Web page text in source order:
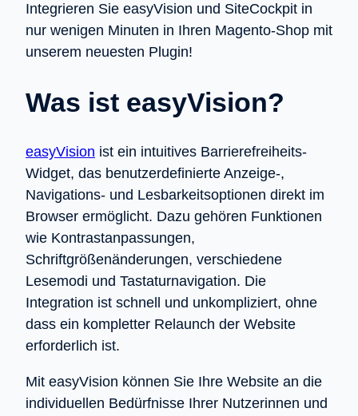
Integrieren Sie easyVision und SiteCockpit in
nur wenigen Minuten in Ihren Magento-Shop mit
unserem neuesten Plugin!
Was ist easyVision?
easyVision ist ein intuitives Barrierefreiheits-
Widget, das benutzerdefinierte Anzeige-,
Navigations- und Lesbarkeitsoptionen direkt im
Browser ermöglicht. Dazu gehören Funktionen
wie Kontrastanpassungen,
Schriftgrößenänderungen, verschiedene
Lesemodi und Tastaturnavigation. Die
Integration ist schnell und unkompliziert, ohne
dass ein kompletter Relaunch der Website
erforderlich ist.
Mit easyVision können Sie Ihre Website an die
individuellen Bedürfnisse Ihrer Nutzerinnen und